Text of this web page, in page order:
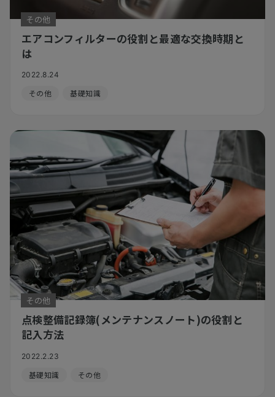
その他
エアコンフィルターの役割と最適な交換時期と
は
2022.8.24
その他 基礎知識
その他
点検整備記録簿(メンテナンスノート)の役割と
記入方法
2022.2.23
基礎知識 その他